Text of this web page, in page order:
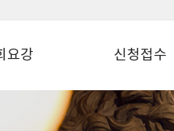
요강 신청접수